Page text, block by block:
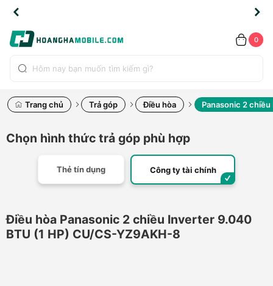
0
Trang chủ Trả góp Điều hòa Panasonic 2
Chọn hình thức trả góp phù hợp
Thẻ tín dụng Công ty tài chính
Điều hòa Panasonic 2 chiều Inverter 9.040
BTU (1 HP) CU/CS-YZ9AKH-8